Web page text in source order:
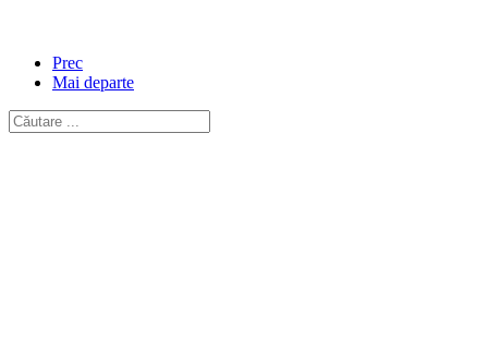
Prec
Mai departe